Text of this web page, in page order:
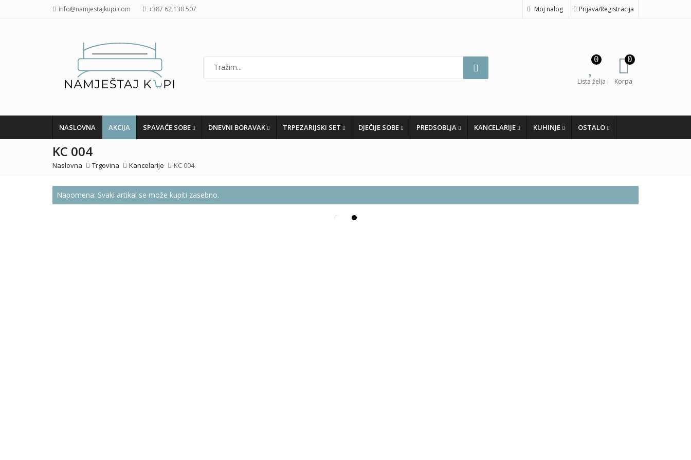
info@namjestajkupi.com +387 62 130 507 Moj nalog Prijava/Registracija
0
Lista želja
0
Korpa
NASLOVNA AKCIJA SPAVAĆE SOBE DNEVNI BORAVAK TRPEZARIJSKI SET DJEČIJE SOBE PREDSOBLJA KANCELARIJE KUHINJE OSTALO
KC 004
Naslovna Trgovina Kancelarije KC 004
Napomena: Svaki artikal se može kupiti zasebno.